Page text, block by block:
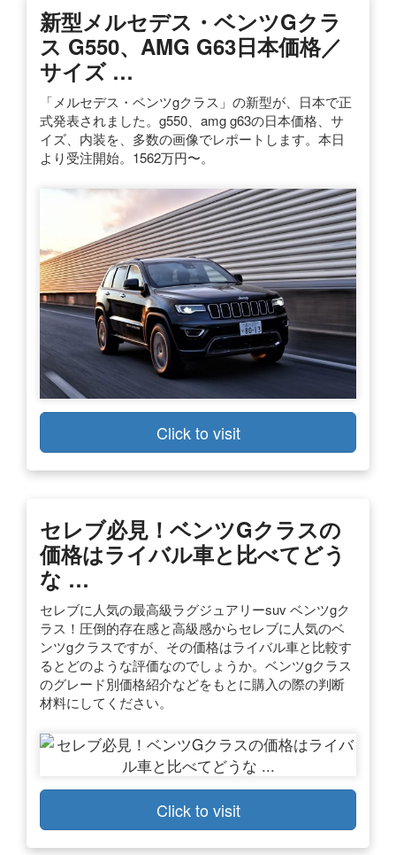
新型メルセデス・ベンツGクラ
ス G550、AMG G63日本価格／
サイズ …
「メルセデス・ベンツgクラス」の新型が、日本で正
式発表されました。g550、amg g63の日本価格、サ
イズ、内装を、多数の画像でレポートします。本日
より受注開始。1562万円〜。
Click to visit
セレブ必見！ベンツGクラスの
価格はライバル車と比べてどう
な …
セレブに人気の最高級ラグジュアリーsuv ベンツgク
ラス！圧倒的存在感と高級感からセレブに人気のベ
ンツgクラスですが、その価格はライバル車と比較す
るとどのような評価なのでしょうか。ベンツgクラス
のグレード別価格紹介などをもとに購入の際の判断
材料にしてください。
Click to visit